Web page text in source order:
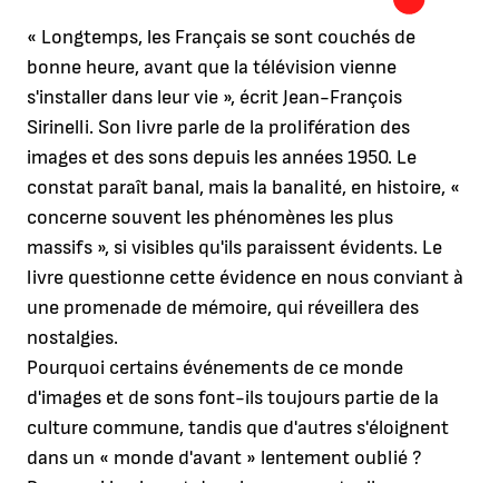
« Longtemps, les Français se sont couchés de
bonne heure, avant que la télévision vienne
s'installer dans leur vie », écrit Jean-François
Sirinelli. Son livre parle de la prolifération des
images et des sons depuis les années 1950. Le
constat paraît banal, mais la banalité, en histoire, «
concerne souvent les phénomènes les plus
massifs », si visibles qu'ils paraissent évidents. Le
livre questionne cette évidence en nous conviant à
une promenade de mémoire, qui réveillera des
nostalgies.
Pourquoi certains événements de ce monde
d'images et de sons font-ils toujours partie de la
culture commune, tandis que d'autres s'éloignent
dans un « monde d'avant » lentement oublié ?